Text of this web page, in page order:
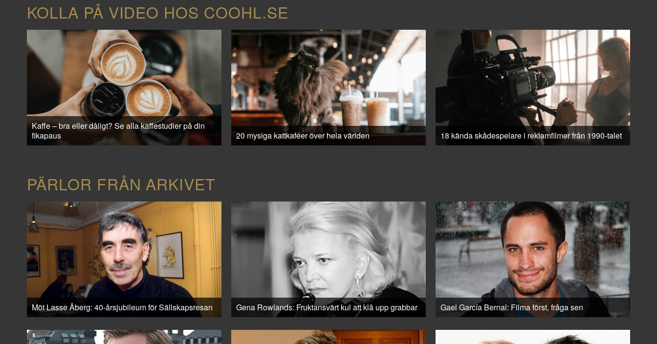
KOLLA PÅ VIDEO HOS COOHL.SE
Kaffe – bra eller dåligt? Se alla kaffestudier på din
fikapaus
20 mysiga kattkaféer över hela världen 18 kända skådespelare i reklamfilmer från 1990-talet
PÄRLOR FRÅN ARKIVET
Möt Lasse Åberg: 40-årsjubileum för Sällskapsresan Gena Rowlands: Fruktansvärt kul att klå upp grabbar Gael García Bernal: Filma först, fråga sen